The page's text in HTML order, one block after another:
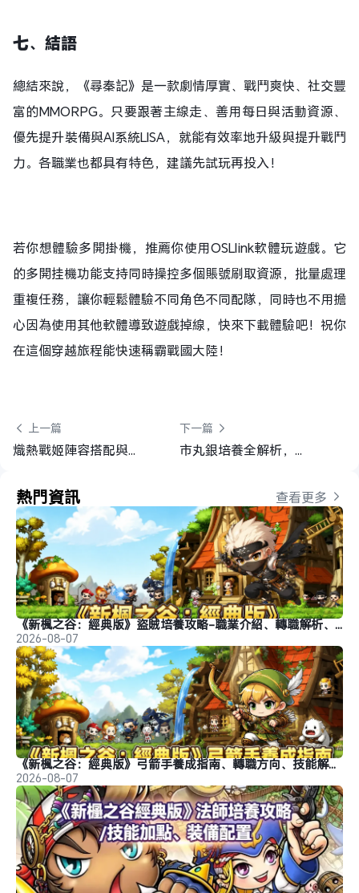
七、 結語
總結來說，《尋秦記》是一款劇情厚實、戰鬥爽快、社交豐
富的MMORPG。只要跟著主線走、善用每日與活動資源、
優先提升裝備與AI系統LISA，就能有效率地升級與提升戰鬥
力。各職業也都具有特色，建議先試玩再投入！
若你想體驗多開掛機，推薦你使用OSLlink軟體玩遊戲。它
的多開挂機功能支持同時操控多個賬號刷取資源，批量處理
重複任務，讓你輕鬆體驗不同角色不同配隊，同時也不用擔
心因為使用其他軟體導致遊戲掉線，快來下載體驗吧！祝你
在這個穿越旅程能快速稱霸戰國大陸！
上一篇
熾熱戰姬陣容搭配與前期角色推薦攻略
下一篇
市丸銀培養全解析，最強隊伍推薦 | BLEACH：刀鳴
熱門資訊 查看更多
《新楓之谷：經典版》盜賊培養攻略-職業介紹、轉職解析、玩法推薦
2026-08-07
《新楓之谷：經典版》弓箭手養成指南、轉職方向、技能解析、玩法分析
2026-08-07